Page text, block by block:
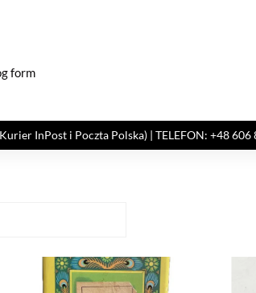
form
InPost i Poczta Polska) | TELEFON: +48